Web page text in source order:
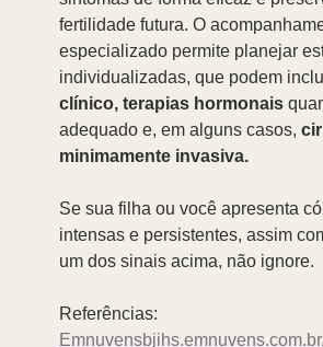
fertilidade futura. O
especializado permite planejar
individualizadas, que podem
clínico, terapias hormonais
adequado e, em alguns casos,
minimamente invasiva.
Se sua filha ou você apresenta
intensas e persistentes, assim
um dos sinais acima, não ignore.
Referências: